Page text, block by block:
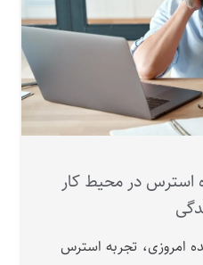
استرس در محیط کار
امروزی، تجربه‌ استرس